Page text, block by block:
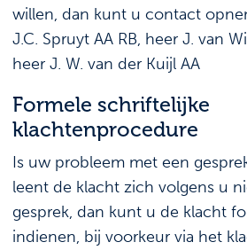
willen, dan kunt u contact
J.C. Spruyt AA RB, heer J. van
heer J. W. van der Kuijl AA
Formele schriftelijke
klachtenprocedure
Is uw probleem met een
leent de klacht zich volgens u
gesprek, dan kunt u de klacht
indienen, bij voorkeur via het